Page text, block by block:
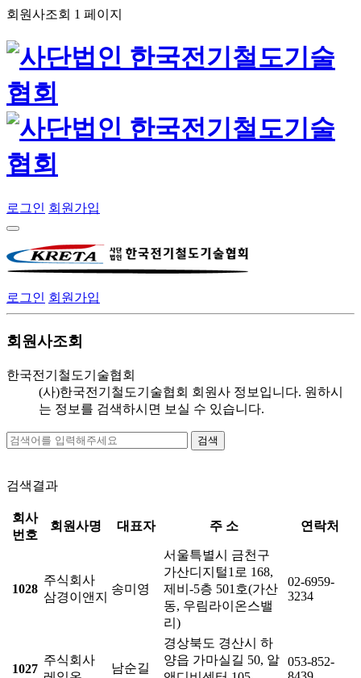
회원사조회 1 페이지
로그인 회원가입
로그인 회원가입
회원사조회
한국전기철도기술협회
(사)한국전기철도기술협회 회원사 정보입니다. 원하시
는 정보를 검색하시면 보실 수 있습니다.
검색결과
회사
번호
회원사명 대표자 주 소 연락처
1028
주식회사
삼경이앤지
송미영
서울특별시 금천구
가산디지털1로 168,
제비-5층 501호(가산
동, 우림라이온스밸
리)
02-6959-
3234
1027
주식회사
남순길
경상북도 경산시 하
양읍 가마실길 50, 알 053-852-